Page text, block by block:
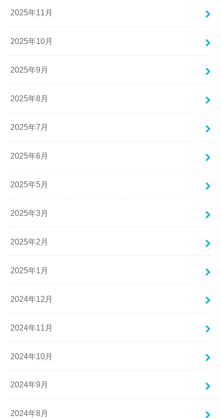
2025年11月
2025年10月
2025年9月
2025年8月
2025年7月
2025年6月
2025年5月
2025年3月
2025年2月
2025年1月
2024年12月
2024年11月
2024年10月
2024年9月
2024年8月